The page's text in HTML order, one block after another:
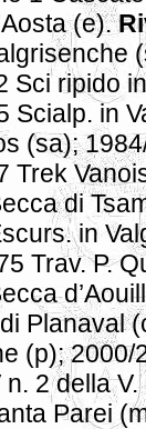
(e).
Sci ripido
Scialp. in
(sa);
Trek
di
in
Trav. P.
Planaval
(p);
n. 2 della
Parei